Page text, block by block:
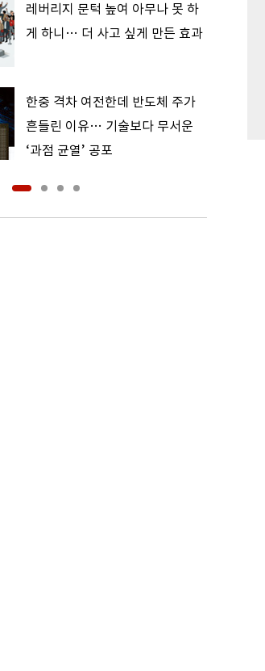
레버리지 문턱 높여 아무나 못 하
게 하니… 더 사고 싶게 만든 효과
한중 격차 여전한데 반도체 주가
흔들린 이유… 기술보다 무서운
‘과점 균열’ 공포